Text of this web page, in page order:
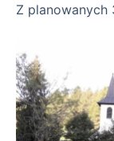
Z planowanych